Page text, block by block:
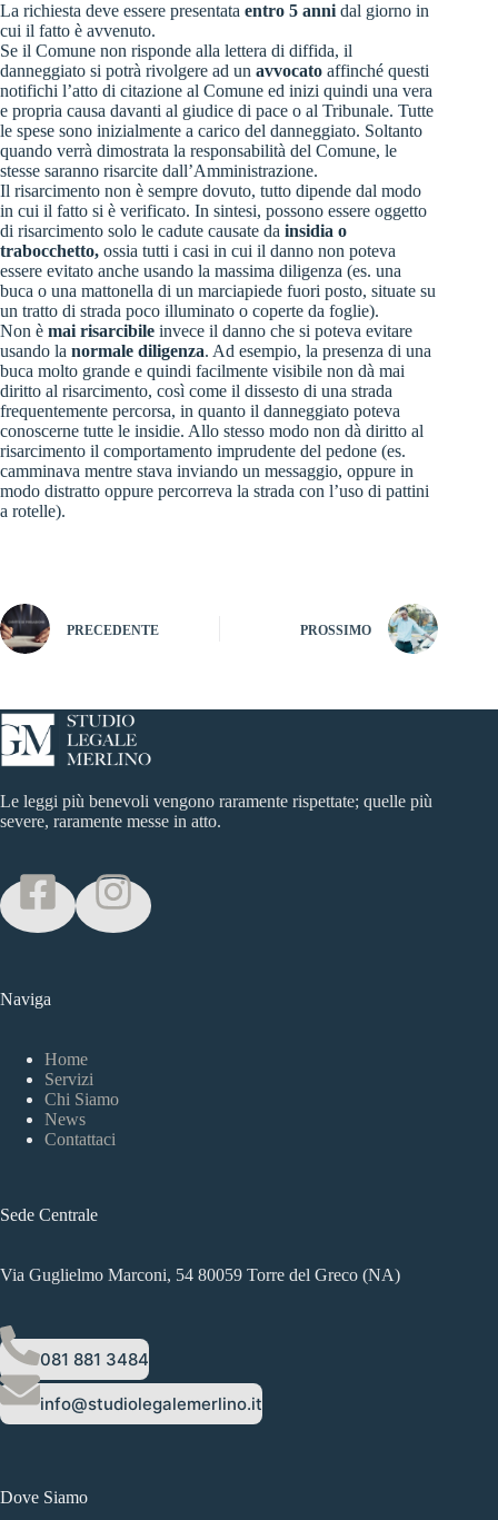
La richiesta deve essere presentata entro 5 anni dal giorno in
cui il fatto è avvenuto.
Se il Comune non risponde alla lettera di diffida, il
danneggiato si potrà rivolgere ad un avvocato affinché questi
notifichi l’atto di citazione al Comune ed inizi quindi una vera
e propria causa davanti al giudice di pace o al Tribunale. Tutte
le spese sono inizialmente a carico del danneggiato. Soltanto
quando verrà dimostrata la responsabilità del Comune, le
stesse saranno risarcite dall’Amministrazione.
Il risarcimento non è sempre dovuto, tutto dipende dal modo
in cui il fatto si è verificato. In sintesi, possono essere oggetto
di risarcimento solo le cadute causate da insidia o
trabocchetto, ossia tutti i casi in cui il danno non poteva
essere evitato anche usando la massima diligenza (es. una
buca o una mattonella di un marciapiede fuori posto, situate su
un tratto di strada poco illuminato o coperte da foglie).
Non è mai risarcibile invece il danno che si poteva evitare
usando la normale diligenza. Ad esempio, la presenza di una
buca molto grande e quindi facilmente visibile non dà mai
diritto al risarcimento, così come il dissesto di una strada
frequentemente percorsa, in quanto il danneggiato poteva
conoscerne tutte le insidie. Allo stesso modo non dà diritto al
risarcimento il comportamento imprudente del pedone (es.
camminava mentre stava inviando un messaggio, oppure in
modo distratto oppure percorreva la strada con l’uso di pattini
a rotelle).
PRECEDENTE PROSSIMO
Le leggi più benevoli vengono raramente rispettate; quelle più
severe, raramente messe in atto.
Naviga
Home
Servizi
Chi Siamo
News
Contattaci
Sede Centrale
Via Guglielmo Marconi, 54 80059 Torre del Greco (NA)
081 881 3484
info@studiolegalemerlino.it
Dove Siamo